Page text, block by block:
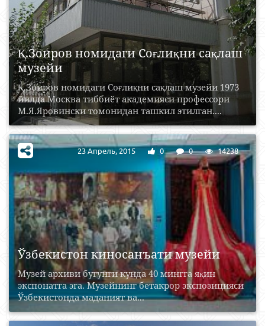
Қ.Зоиров номидаги Соғлиқни сақлаш
музейи
Қ.Зоиров номидаги Соғлиқни сақлаш музейи 1973
йилда Москва тиббиёт академияси профессори
М.Я.Яровински томонидан ташкил этилган....
Ўзбекистон киносанъати музейи
Музей архиви бугунги кунда 40 мингга яқин
экспонатга эга. Музейнинг бетакрор экспозицияси
Ўзбекистонда маданият ва...
23 Апрель, 2015 0 0 14238